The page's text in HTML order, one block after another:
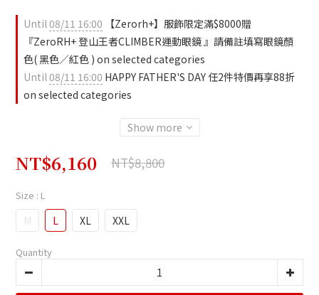
Until08/11 16:00 【Zerorh+】服飾限定滿$8000贈
『ZeroRH+ 登山王者CLIMBER運動眼鏡 』請備註填寫眼鏡顏
色( 黑色／紅色 ) on selected categories
Until08/11 16:00 HAPPY FATHER'S DAY 任2件特價再享88折
on selected categories
Show more
NT$6,160 NT$8,800
Size : L
M L XL XXL
Quantity